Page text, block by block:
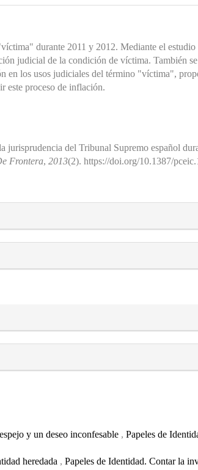
durante 2011 y 2012. Mediante el estudio
judicial de la condición de víctima. También
en los usos judiciales del término "víctima",
este proceso de inflación.
del Tribunal Supremo español
Frontera, 2013(2). https://doi.org/10.1387/
y un deseo inconfesable , Papeles de
heredada , Papeles de Identidad. Contar la